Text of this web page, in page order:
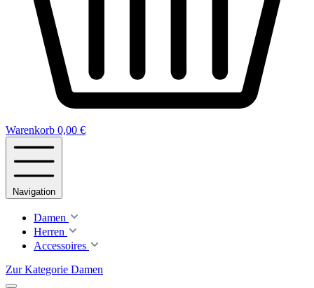
Warenkorb 0,00 €
Navigation
Damen
Herren
Accessoires
Zur Kategorie Damen